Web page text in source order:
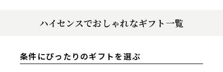
ハイセンスでおしゃれなギフト一覧
条件にぴったりのギフトを選ぶ